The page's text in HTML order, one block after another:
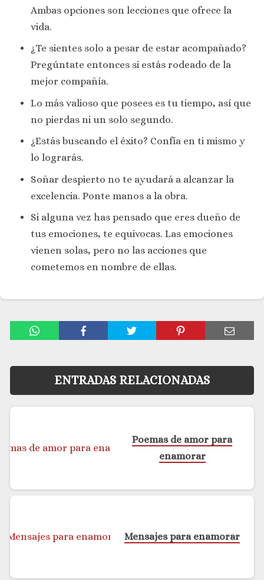
Ambas opciones son lecciones que ofrece la
vida.
¿Te sientes solo a pesar de estar acompañado?
Pregúntate entonces si estás rodeado de la
mejor compañía.
Lo más valioso que posees es tu tiempo, así que
no pierdas ni un solo segundo.
¿Estás buscando el éxito? Confía en ti mismo y
lo lograrás.
Soñar despierto no te ayudará a alcanzar la
excelencia. Ponte manos a la obra.
Si alguna vez has pensado que eres dueño de
tus emociones, te equivocas. Las emociones
vienen solas, pero no las acciones que
cometemos en nombre de ellas.
ENTRADAS RELACIONADAS
Poemas de amor para
enamorar
Mensajes para enamorar